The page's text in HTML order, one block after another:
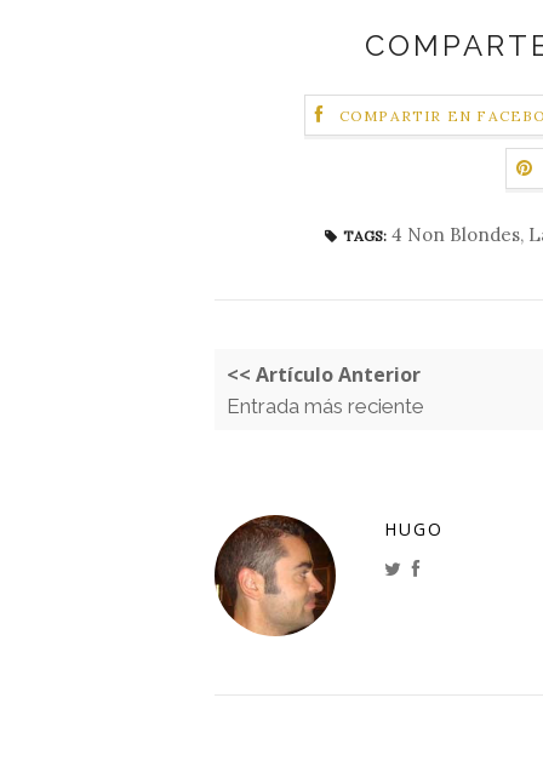
COMPARTIR EN
TAGS: 4 Non Blondes,
<< Artículo Anterior
Entrada más reciente
HUGO